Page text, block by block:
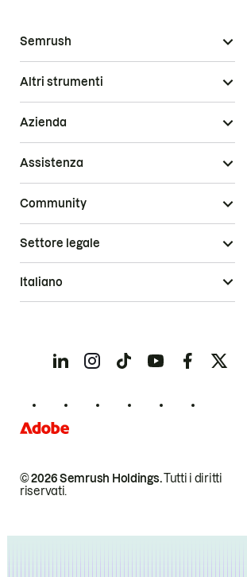
Semrush
Altri strumenti
Azienda
Assistenza
Community
© 2026 Semrush Holdings.Tutti i diritti
riservati.
Settore legale
Italiano